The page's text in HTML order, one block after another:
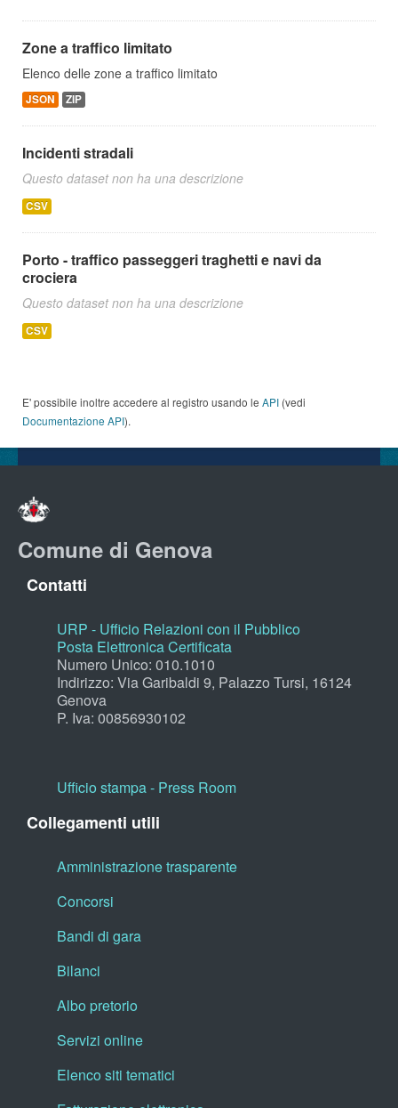
Zone a traffico limitato
Elenco delle zone a traffico limitato
JSON ZIP
Incidenti stradali
Questo dataset non ha una descrizione
CSV
Porto - traffico passeggeri traghetti e navi da
crociera
Questo dataset non ha una descrizione
CSV
E' possibile inoltre accedere al registro usando le API (vedi
Documentazione API).
Comune di Genova
Contatti
URP - Ufficio Relazioni con il Pubblico
Posta Elettronica Certificata
Numero Unico: 010.1010
Indirizzo: Via Garibaldi 9, Palazzo Tursi, 16124
Genova
P. Iva: 00856930102
Ufficio stampa - Press Room
Collegamenti utili
Amministrazione trasparente
Concorsi
Bandi di gara
Bilanci
Albo pretorio
Servizi online
Elenco siti tematici